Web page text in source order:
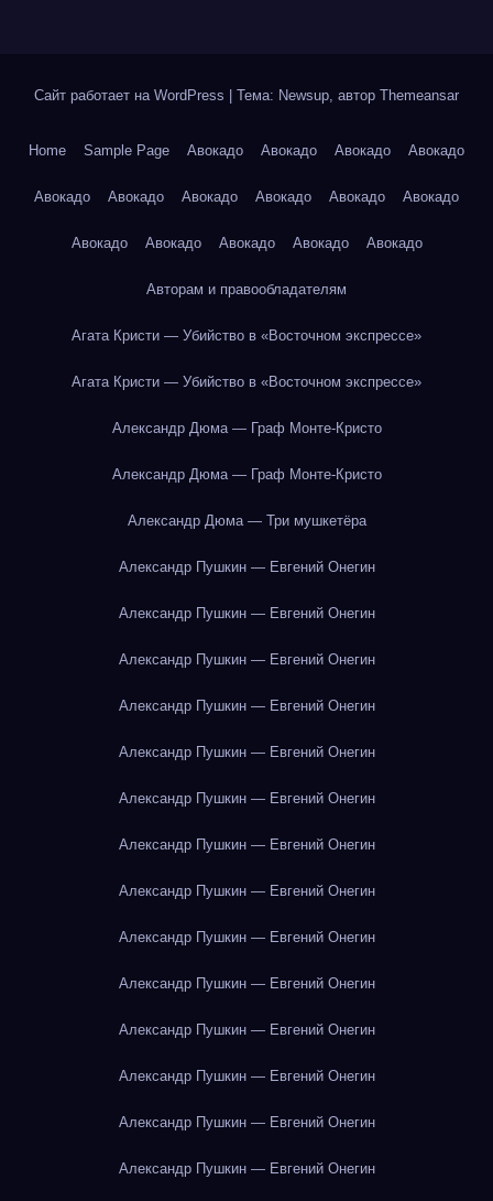
Сайт работает на WordPress Тема: Newsup, автор Themeansar
Home Sample Page Авокадо Авокадо Авокадо Авокадо
Авокадо Авокадо Авокадо Авокадо Авокадо Авокадо
Авокадо Авокадо Авокадо Авокадо Авокадо
Авторам и правообладателям
Агата Кристи — Убийство в «Восточном экспрессе»
Агата Кристи — Убийство в «Восточном экспрессе»
Александр Дюма — Граф Монте-Кристо
Александр Дюма — Граф Монте-Кристо
Александр Дюма — Три мушкетёра
Александр Пушкин — Евгений Онегин
Александр Пушкин — Евгений Онегин
Александр Пушкин — Евгений Онегин
Александр Пушкин — Евгений Онегин
Александр Пушкин — Евгений Онегин
Александр Пушкин — Евгений Онегин
Александр Пушкин — Евгений Онегин
Александр Пушкин — Евгений Онегин
Александр Пушкин — Евгений Онегин
Александр Пушкин — Евгений Онегин
Александр Пушкин — Евгений Онегин
Александр Пушкин — Евгений Онегин
Александр Пушкин — Евгений Онегин
Александр Пушкин — Евгений Онегин